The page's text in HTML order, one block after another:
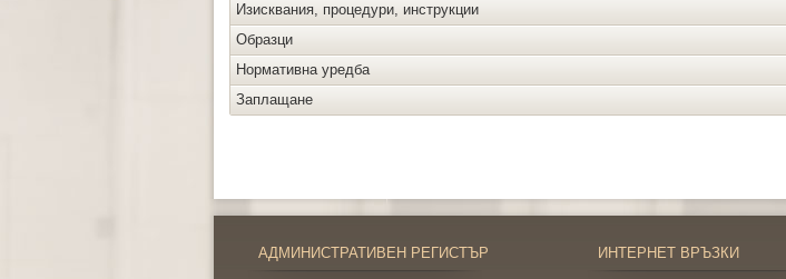
Изисквания, процедури, инструкции
Образци
Нормативна уредба
Заплащане
АДМИНИСТРАТИВЕН РЕГИСТЪР ИНТЕРНЕТ ВРЪЗКИ